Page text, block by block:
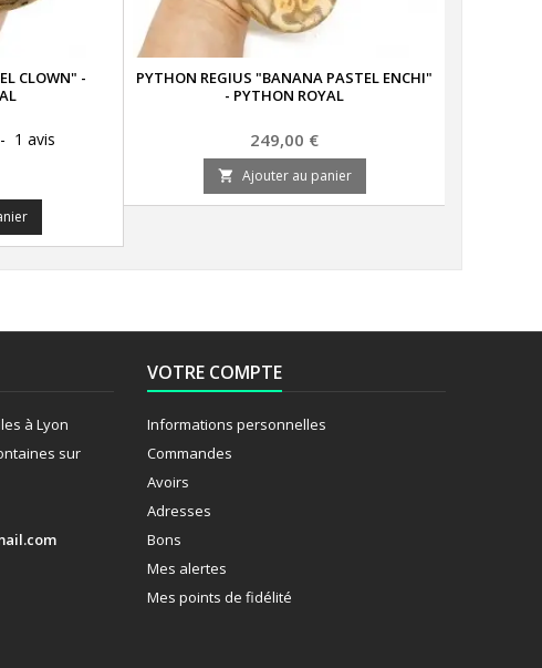
CLOWN" -
- 1 avis
PYTHON REGIUS "BANANA PASTEL ENCHI"
- PYTHON ROYAL
Prix
249,00 €
 Ajouter au panier
à Lyon
sur
VOTRE COMPTE
Informations personnelles
Commandes
Avoirs
Adresses
Bons
Mes alertes
Mes points de fidélité